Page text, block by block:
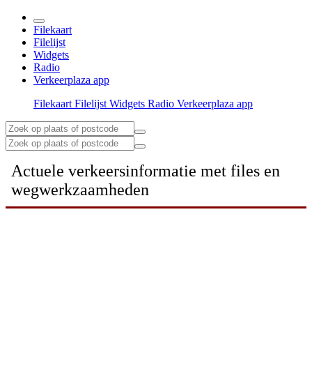
Filekaart
Filelijst
Widgets
Radio
Verkeerplaza app
Filekaart Filelijst Widgets Radio Verkeerplaza app
Actuele verkeersinformatie met files en
wegwerkzaamheden